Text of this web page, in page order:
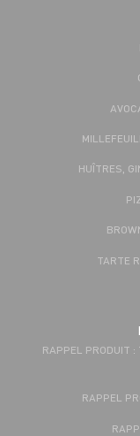
HUÎTRES,
TARTE
RAPPEL PRODUIT :
RAPPEL